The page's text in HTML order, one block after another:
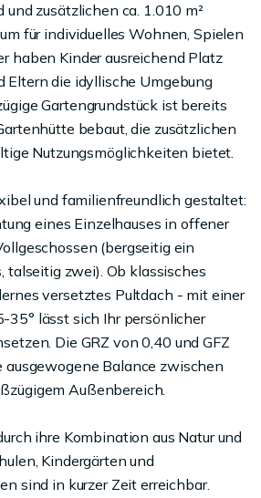
und zusätzlichen ca. 1.010 m²
für individuelles Wohnen, Spielen
haben Kinder ausreichend Platz
Eltern die idyllische Umgebung
Gartengrundstück ist bereits
bebaut, die zusätzlichen
Nutzungsmöglichkeiten bietet.
und familienfreundlich gestaltet:
eines Einzelhauses in offener
(bergseitig ein
talseitig zwei). Ob klassisches
versetztes Pultdach - mit einer
35° lässt sich Ihr persönlicher
Die GRZ von 0,40 und GFZ
Balance zwischen
Außenbereich.
ihre Kombination aus Natur und
Kindergärten und
sind in kurzer Zeit erreichbar.